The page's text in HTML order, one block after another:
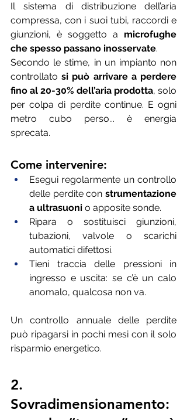
Il sistema di distribuzione dell’aria
compressa, con i suoi tubi, raccordi e
giunzioni, è soggetto a microfughe
che spesso passano inosservate.
Secondo le stime, in un impianto non
controllato si può arrivare a perdere
fino al 20-30% dell’aria prodotta, solo
per colpa di perdite continue. E ogni
metro cubo perso... è energia
sprecata.
Come intervenire:
Esegui regolarmente un controllo
delle perdite con strumentazione
a ultrasuoni o apposite sonde.
Ripara o sostituisci giunzioni,
tubazioni, valvole o scarichi
automatici difettosi.
Tieni traccia delle pressioni in
ingresso e uscita: se c’è un calo
anomalo, qualcosa non va.
Un controllo annuale delle perdite
può ripagarsi in pochi mesi con il solo
risparmio energetico.
2.
Sovradimensionamento: